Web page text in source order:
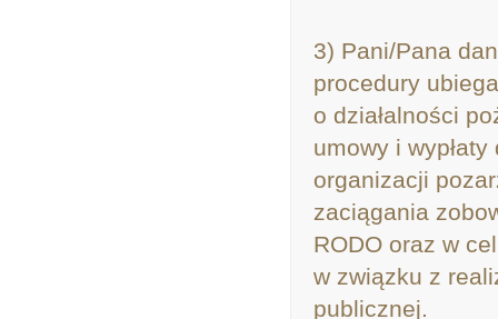
3) Pani/Pana
procedury
o działalności
umowy i
organizacji
zaciągania
RODO oraz w
w związku z
publicznej.